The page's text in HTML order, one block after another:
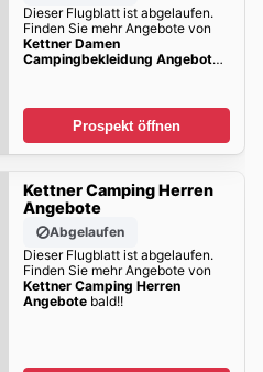
Dieser Flugblatt ist abgelaufen.
Finden Sie mehr Angebote von
Kettner Damen
Campingbekleidung Angebote
Prospekt öffnen
Kettner Camping Herren
Angebote
Abgelaufen
Dieser Flugblatt ist abgelaufen.
Finden Sie mehr Angebote von
Kettner Camping Herren
Angebotebald!!